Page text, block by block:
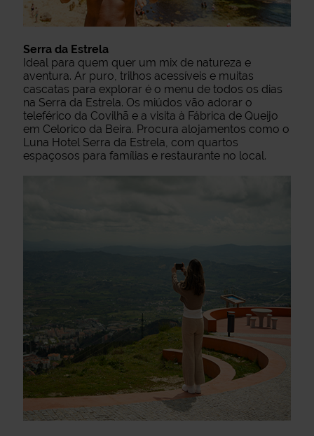
Serra da Estrela
Ideal para quem quer um mix de natureza e
aventura. Ar puro, trilhos acessíveis e muitas
cascatas para explorar é o menu de todos os dias
na Serra da Estrela. Os miúdos vão adorar o
teleférico da Covilhã e a visita à Fábrica de Queijo
em Celorico da Beira. Procura alojamentos como o
Luna Hotel Serra da Estrela, com quartos
espaçosos para famílias e restaurante no local.